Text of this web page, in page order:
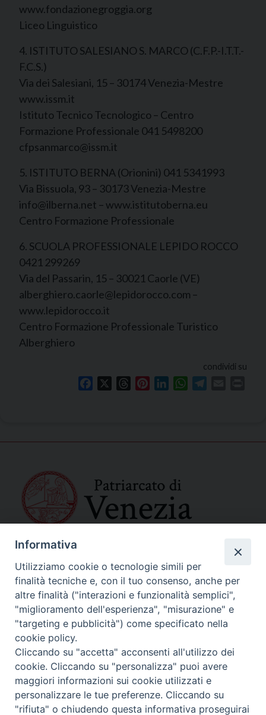
www.fondazionegroggia.org
Liceo Linguistico
4. ISTITUTO SALESIANO S. MARCO (C.F.P.-I.T.T.-
F.C.S.)
Via dei Salesiani, 15 – 30174 Venezia-Mestre
www.issm.it
Istituto Tecnico Tecnologico – Centro
Formazione Professionale 041 5498200
cfpsanmarco@issm.it
5. ISTITUTO BERNA (Orionini) 041 5341993
Via Bissuola, 93 – 30173 Venezia-Mestre
info@ilberna.net – www.istitutoberna.eu
Centro Formazione Professionale
6. SCUOLA PROFESSIONALE LEPIDO ROCCO
0421 299269
Via del Passarin, 15 – 30021 Caorle (VE)
alberghiero.caorle@lepidorocco.com –
www.lepidorocco.it
Centro Formazione Professionale Turistico
Alberghiero
condividi su
Facebook ThreadsPinterestLinkedInWhatsApp
SEDE PRINCIPALE
Palazzo Patriarcale
San Marco, 320/A – 30124 Venezia
Tel. 041-2702411
e-mail curia@patriarcatovenezia.it
Indirizzo PEC: patriarcatovenezia@pec.chiesacattolica.it
Policy Privacy
Copyright©2024 Patriarcato di Venezia
Informativa
Utilizziamo cookie o tecnologie simili per
finalità tecniche e, con il tuo consenso, anche per
altre finalità ("interazioni e funzionalità semplici",
"miglioramento dell'esperienza", "misurazione" e
"targeting e pubblicità") come specificato nella
cookie policy.
Cliccando su "accetta" acconsenti all'utilizzo dei
cookie. Cliccando su "personalizza" puoi avere
maggiori informazioni sui cookie utilizzati e
personalizzare le tue preferenze. Cliccando su
"rifiuta" o chiudendo questa informativa proseguirai